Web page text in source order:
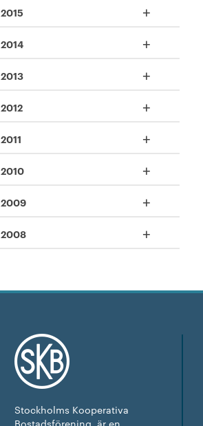
+
2015
+
2014
+
2013
+
2012
+
2011
+
2010
+
2009
+
2008
Stockholms Kooperativa
Bostadsförening, är en